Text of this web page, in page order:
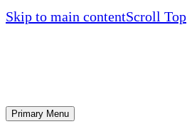
Skip to main contentScroll Top
Primary Menu